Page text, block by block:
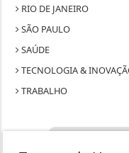
RIO DE JANEIRO
SÃO PAULO
SAÚDE
TECNOLOGIA &
TRABALHO